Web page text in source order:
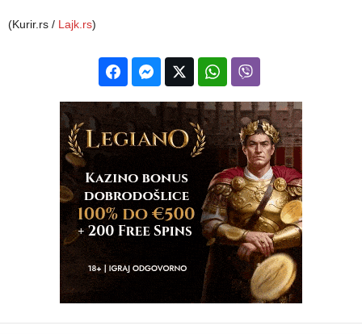
(Kurir.rs / Lajk.rs)